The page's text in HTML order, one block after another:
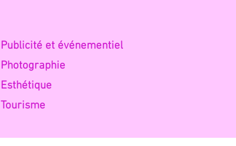
Publicité et événementiel
Photographie
Esthétique
Tourisme